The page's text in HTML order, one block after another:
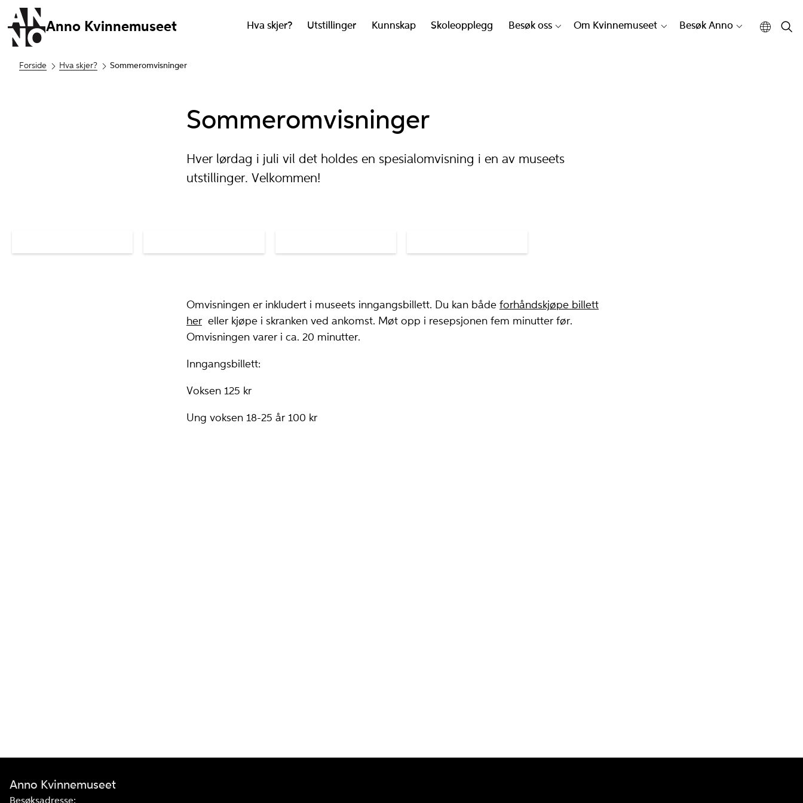
Anno Kvinnemuseet Hva skjer? Utstillinger Kunnskap Skoleopplegg Besøk oss Om Kvinnemuseet Besøk Anno
Forside Hva skjer? Sommeromvisninger
Sommeromvisninger
Hver lørdag i juli vil det holdes en spesialomvisning i en av museets
utstillinger. Velkommen!
Omvisningen er inkludert i museets inngangsbillett. Du kan både forhåndskjøpe billett
her eller kjøpe i skranken ved ankomst. Møt opp i resepsjonen fem minutter før.
Omvisningen varer i ca. 20 minutter.
Inngangsbillett:
Voksen 125 kr
Ung voksen 18-25 år 100 kr
Anno Kvinnemuseet